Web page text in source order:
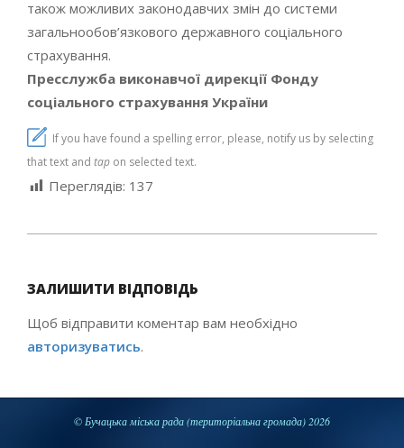
також можливих законодавчих змін до системи
загальнообов’язкового державного соціального
страхування.
Пресслужба виконавчої дирекції Фонду
соціального страхування України
If you have found a spelling error, please, notify us by selecting
that text and tap on selected text.
Переглядів: 137
02
ЗАЛИШИТИ ВІДПОВІДЬ
Щоб відправити коментар вам необхідно
авторизуватись.
© Бучацька міська рада (територіальна громада) 2026